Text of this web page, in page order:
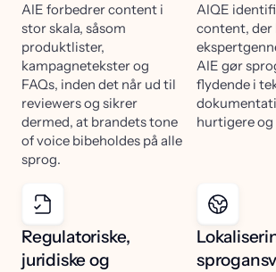
AIE forbedrer content i
stor skala, såsom
produktlister,
kampagnetekster og
FAQs, inden det når ud til
reviewers og sikrer
dermed, at brandets tone
of voice bibeholdes på alle
sprog.
AIQE
content,
AIE gør
flydende i
hurtigere og
Regulatoriske,
juridiske og